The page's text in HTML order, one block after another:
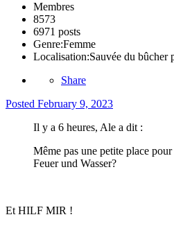
Membres
8573
6971 posts
Genre:Femme
Localisation:Sauvée du bûcher
Share
Posted February 9, 2023
Il y a 6 heures, Ale a dit :
Même pas une petite place
Feuer und Wasser?
Et HILF MIR !